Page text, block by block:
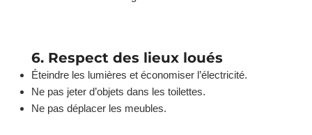
6. Respect des lieux loués
Éteindre les lumières et économiser l’électricité.
Ne pas jeter d’objets dans les toilettes.
Ne pas déplacer les meubles.